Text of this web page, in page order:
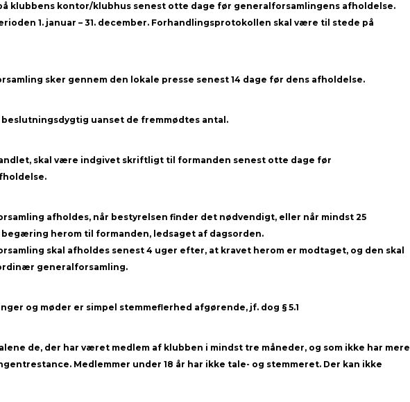
klubbens kontor/klubhus senest otte dage før generalforsamlingens afholdelse.
1. januar – 31. december. Forhandlingsprotokollen skal være til stede på
sker gennem den lokale presse senest 14 dage før dens afholdelse.
uanset de fremmødtes antal.
skal være indgivet skriftligt til formanden senest otte dage før
afholdes, når bestyrelsen finder det nødvendigt, eller når mindst 25
herom til formanden, ledsaget af dagsorden.
skal afholdes senest 4 uger efter, at kravet herom er modtaget, og den skal
generalforsamling.
og møder er simpel stemmeflerhed afgørende, jf. dog § 5.1
de, der har været medlem af klubben i mindst tre måneder, og som ikke har mere
Medlemmer under 18 år har ikke tale- og stemmeret. Der kan ikke